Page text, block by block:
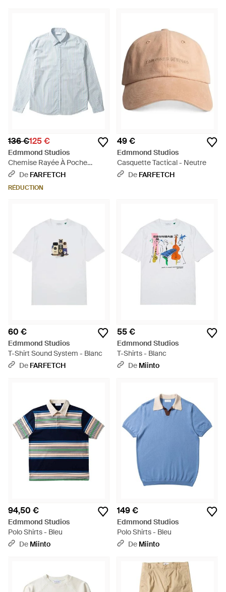
136 €125 €
Edmmond Studios
Chemise Rayée À Poche
Poitrine - Bleu
De FARFETCH
RÉDUCTION
49 €
Edmmond Studios
Casquette Tactical - Neutre
De FARFETCH
60 €
Edmmond Studios
T-Shirt Sound System - Blanc
De FARFETCH
55 €
Edmmond Studios
T-Shirts - Blanc
De Miinto
94,50 €
Edmmond Studios
Polo Shirts - Bleu
De Miinto
149 €
Edmmond Studios
Polo Shirts - Bleu
De Miinto